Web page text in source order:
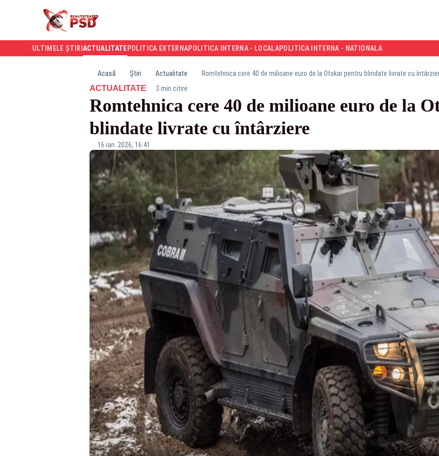
ULTIMELE ȘTIRI ACTUALITATE POLITICA EXTERNAPOLITICA INTERNA - LOCALAPOLITICA INTERNA - NATIONALA
Acasă Știri Actualitate Romtehnica cere 40 de milioane euro de la Otokar pentru blindate livrate cu
ACTUALITATE· 3 min citire
Romtehnica cere 40 de milioane euro de la
blindate livrate cu întârziere
16 ian. 2026, 16:41